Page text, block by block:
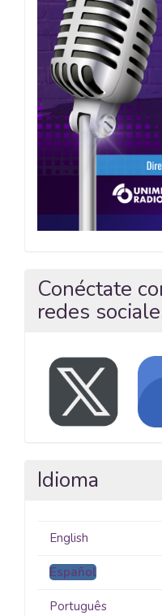
Conéctate
redes
Idioma
English
Español
Português